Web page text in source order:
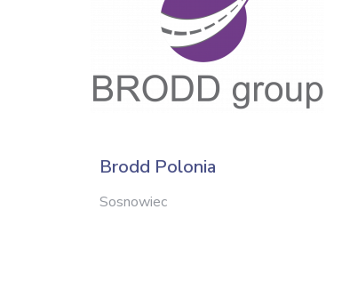
Brodd Polonia
Sosnowiec